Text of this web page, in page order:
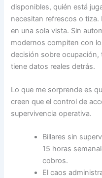
disponibles, quién está
necesitan refrescos o tiza.
en una sola vista. Sin
modernos compiten con
decisión sobre
tiene datos reales detrás.
Lo que me sorprende es
creen que el control de
supervivencia operativa.
Billares sin
15 horas
cobros.
El caos